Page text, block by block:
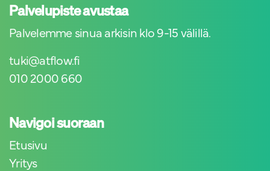
Palvelupiste avustaa
Palvelemme sinua arkisin klo 9-15 välillä.
tuki@atflow.fi
010 2000 660
Navigoi suoraan
Etusivu
Yritys